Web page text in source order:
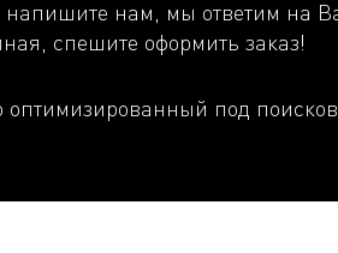
напишите нам, мы ответим на
спешите оформить заказ!
под